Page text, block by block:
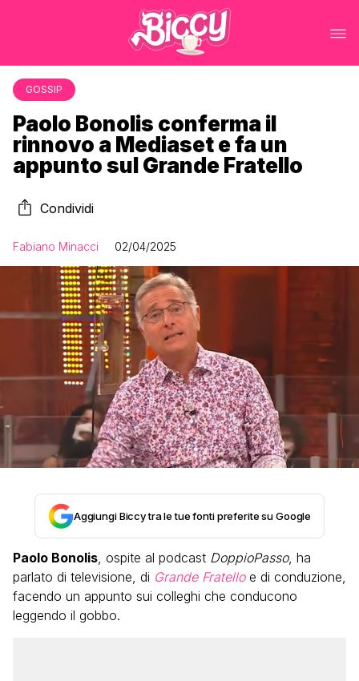
GOSSIP
Paolo Bonolis conferma il
rinnovo a Mediaset e fa un
appunto sul Grande Fratello
Condividi
Fabiano Minacci 02/04/2025
Aggiungi Biccy tra le tue fonti preferite su Google
Paolo Bonolis, ospite al podcast DoppioPasso, ha
parlato di televisione, di Grande Fratelloe di conduzione,
facendo un appunto sui colleghi che conducono
leggendo il gobbo.